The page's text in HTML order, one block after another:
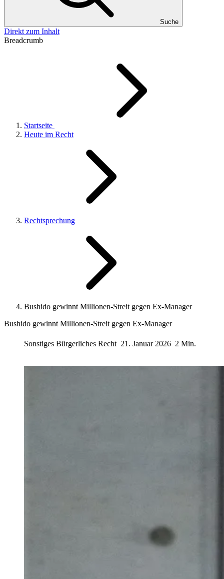
Suche
Direkt zum Inhalt
Breadcrumb
Startseite
Heute im Recht
Rechtsprechung
Bushido gewinnt Millionen‑Streit gegen Ex‑Manager
Bushido gewinnt Millionen‑Streit gegen Ex‑Manager
Sonstiges Bürgerliches Recht 21. Januar 2026 2 Min.